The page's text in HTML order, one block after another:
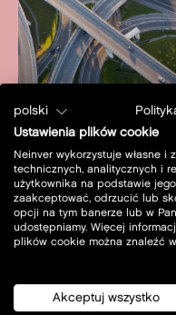
jak dojechać
polski
Ustawienia plików cookie
Neinver wykorzystuje własne
technicznych, analitycznych i
użytkownika na podstawie
zaakceptować, odrzucić lub
opcji na tym banerze lub w
udostępniamy. Więcej
plików cookie można znaleźć
Akceptuj wszystko